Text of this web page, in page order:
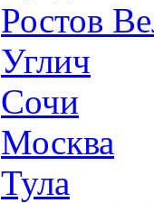
Ростов
Углич
Сочи
Москва
Тула